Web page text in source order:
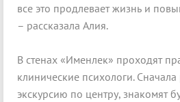
все это продлевает жизнь и
– рассказала Алия.
В стенах «Именлек» проходят
клинические психологи.
экскурсию по центру, знакомят